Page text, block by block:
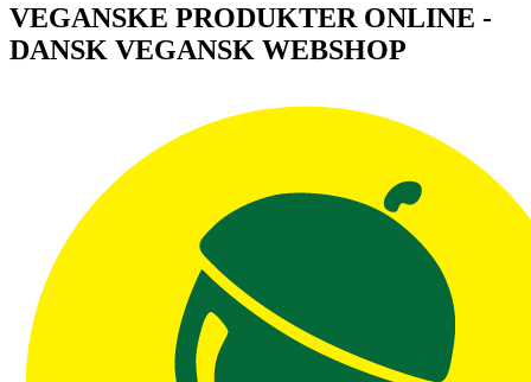
VEGANSKE PRODUKTER ONLINE -
DANSK VEGANSK WEBSHOP